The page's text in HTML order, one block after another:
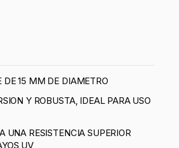
15 MM DE DIAMETRO
Y ROBUSTA, IDEAL PARA USO
UNA RESISTENCIA SUPERIOR
UV